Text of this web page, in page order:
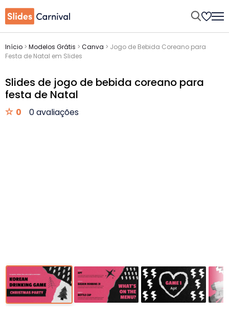
Início > Modelos Grátis > Canva > Jogo de Bebida Coreano para
Festa de Natal em Slides
Slides de jogo de bebida coreano para
festa de Natal
0 0 avaliações